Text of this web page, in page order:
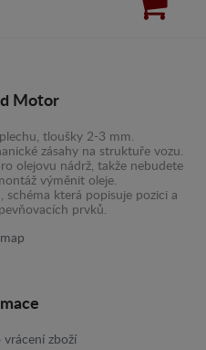
Motor
tloušky 2-3 mm.
zásahy na struktuře vozu.
olejovu nádrž, takže nebudete
výměnit oleje.
schéma která popisuje pozici a
prvků.
vrácení zboží